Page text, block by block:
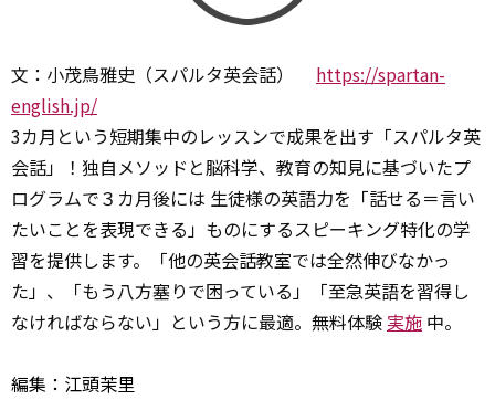
文：小茂鳥雅史（スパルタ英会話） https://spartan-
english.jp/
3カ月という短期集中のレッスンで成果を出す「スパルタ英
会話」！独自メソッドと脳科学、教育の知見に基づいたプ
ログラムで３カ月後には 生徒様の英語力を「話せる＝言い
たいことを表現できる」ものにするスピーキング特化の学
習を提供します。「他の英会話教室では全然伸びなかっ
た」、「もう八方塞りで困っている」「至急英語を習得し
なければならない」という方に最適。無料体験 実施 中。
編集：江頭茉里